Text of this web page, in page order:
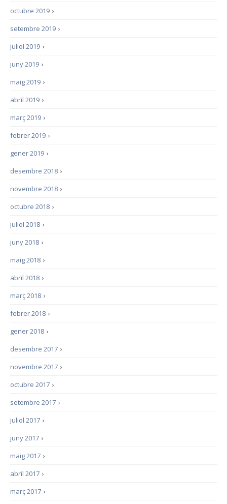
›
octubre 2019
›
setembre 2019
›
juliol 2019
›
juny 2019
›
maig 2019
›
abril 2019
›
març 2019
›
febrer 2019
›
gener 2019
›
desembre 2018
›
novembre 2018
›
octubre 2018
›
juliol 2018
›
juny 2018
›
maig 2018
›
abril 2018
›
març 2018
›
febrer 2018
›
gener 2018
›
desembre 2017
›
novembre 2017
›
octubre 2017
›
setembre 2017
›
juliol 2017
›
juny 2017
›
maig 2017
›
abril 2017
›
març 2017